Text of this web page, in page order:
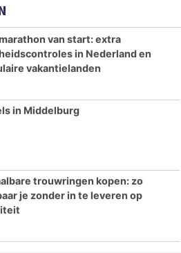
van start: extra
in Nederland en
vakantielanden
in Middelburg
trouwringen kopen: zo
je zonder in te leveren op